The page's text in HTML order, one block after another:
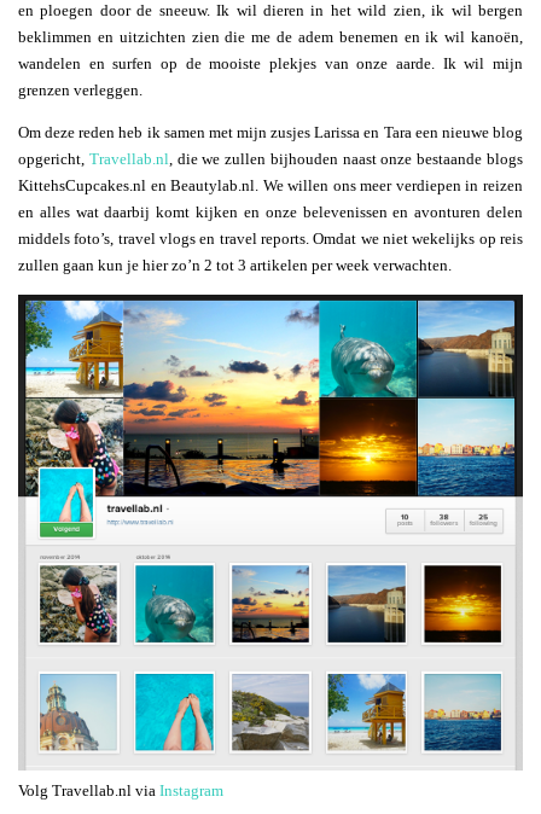
en ploegen door de sneeuw. Ik wil dieren in het wild zien, ik wil bergen
beklimmen en uitzichten zien die me de adem benemen en ik wil kanoën,
wandelen en surfen op de mooiste plekjes van onze aarde. Ik wil mijn
grenzen verleggen.
Om deze reden heb ik samen met mijn zusjes Larissa en Tara een nieuwe blog
opgericht, Travellab.nl, die we zullen bijhouden naast onze bestaande blogs
KittehsCupcakes.nl en Beautylab.nl. We willen ons meer verdiepen in reizen
en alles wat daarbij komt kijken en onze belevenissen en avonturen delen
middels foto’s, travel vlogs en travel reports. Omdat we niet wekelijks op reis
zullen gaan kun je hier zo’n 2 tot 3 artikelen per week verwachten.
Volg Travellab.nl via Instagram